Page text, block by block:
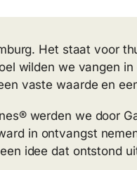
Het staat voor
wilden we vangen
vaste waarde en
werden we door
in ontvangst
idee dat ontstond